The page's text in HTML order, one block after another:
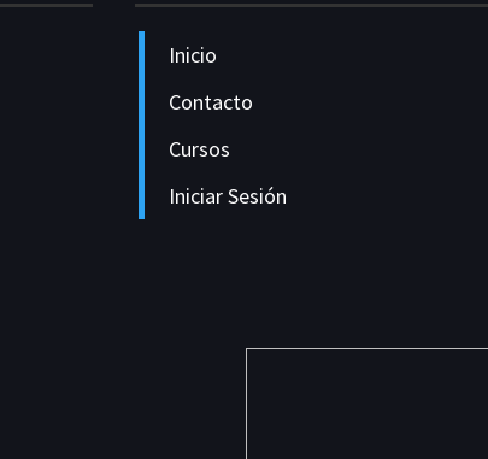
Inicio
Contacto
Cursos
Iniciar Sesión